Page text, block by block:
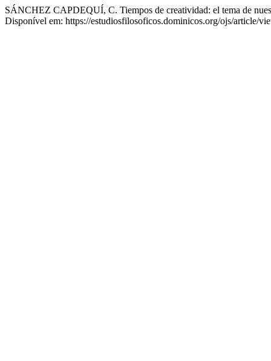
SÁNCHEZ CAPDEQUÍ, C. Tiempos de creatividad: el tema de
Disponível em: https://estudiosfilosoficos.dominicos.org/ojs/article/